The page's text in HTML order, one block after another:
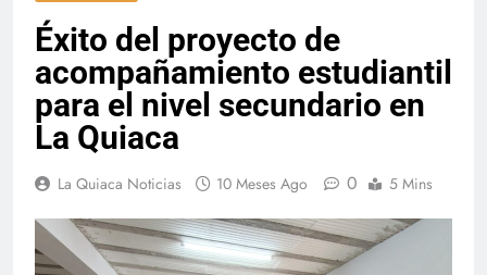
Éxito del proyecto de
acompañamiento estudiantil
para el nivel secundario en
La Quiaca
La Quiaca Noticias 10 Meses Ago 0 5 Mins